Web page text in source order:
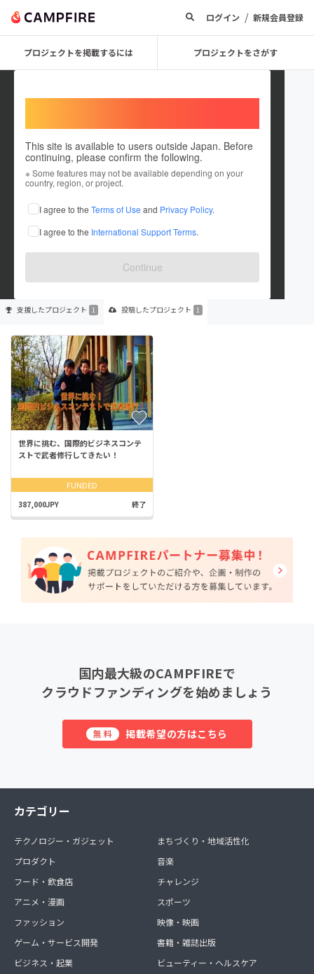
ログイン / 新規会員登録
プロジェクトを掲載するには プロジェクトをさがす
This site is available to users outside Japan. Before
continuing, please confirm the following.
※ Some features may not be available depending on your
country, region, or project.
I agree to the Terms of Use and Privacy Policy.
I agree to the International Support Terms.
Continue
HultPrize_SHINSHU
これまでに1回支援して1件のプロジェクトを投稿しています
在住国：日本 現在地：長野県
出身国：未設定
支援したプロジェクト 1 投稿したプロジェクト 1
世界に挑む、国際的ビジネスコンテ
ストで武者修行してきたい！
FUNDED
387,000JPY 終了
国内最大級のCAMPFIREで
クラウドファンディングを始めましょう
無料 掲載希望の方はこちら
カテゴリー
テクノロジー・ガジェット
プロダクト
フード・飲食店
アニメ・漫画
ファッション
ゲーム・サービス開発
ビジネス・起業
まちづくり・地域活性化
音楽
チャレンジ
スポーツ
映像・映画
書籍・雑誌出版
ビューティー・ヘルスケア